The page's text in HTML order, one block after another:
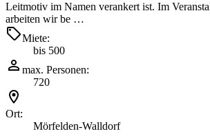
Leitmotiv im Namen verankert ist. Im
arbeiten wir be …
Miete:
bis 500
max. Personen:
720
Ort:
Mörfelden-Walldorf